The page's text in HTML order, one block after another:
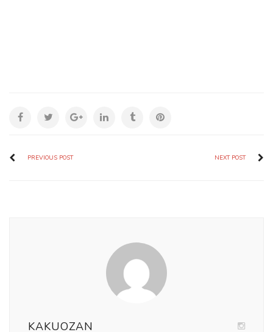
PREVIOUS POST NEXT POST
KAKUOZAN